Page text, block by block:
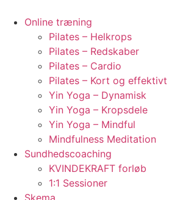
Online træning
Pilates – Helkrops
Pilates – Redskaber
Pilates – Cardio
Pilates – Kort og effektivt
Yin Yoga – Dynamisk
Yin Yoga – Kropsdele
Yin Yoga – Mindful
Mindfulness Meditation
Sundhedscoaching
KVINDEKRAFT forløb
1:1 Sessioner
Skema